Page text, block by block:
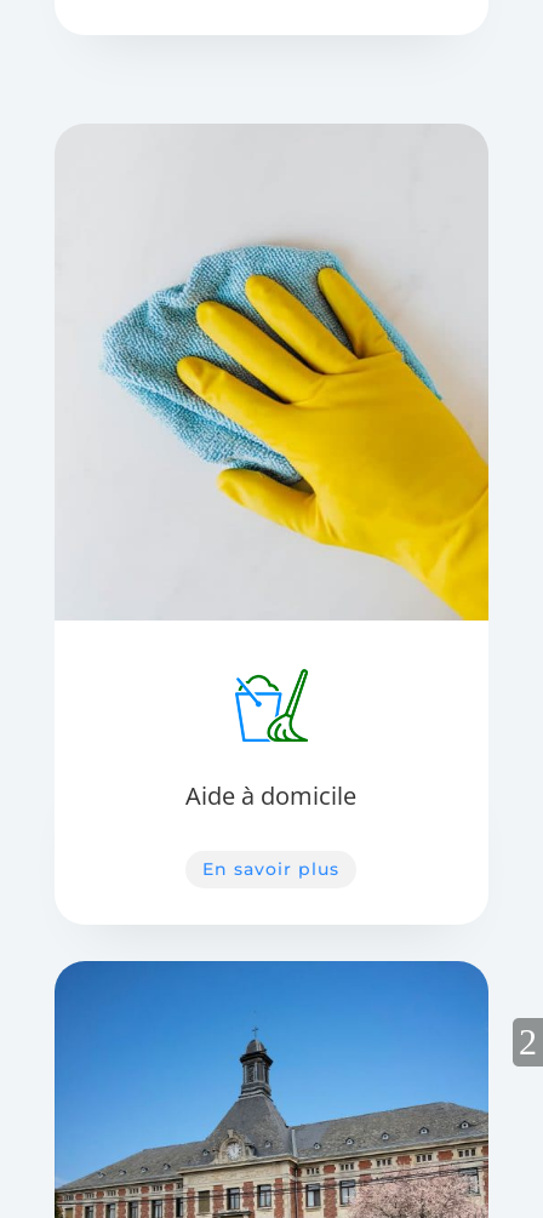
Aide à domicile
En savoir plus